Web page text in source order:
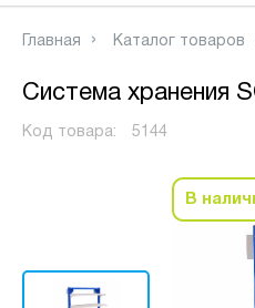
Главная Каталог товаров
Система хранения
Код товара: 5144
В